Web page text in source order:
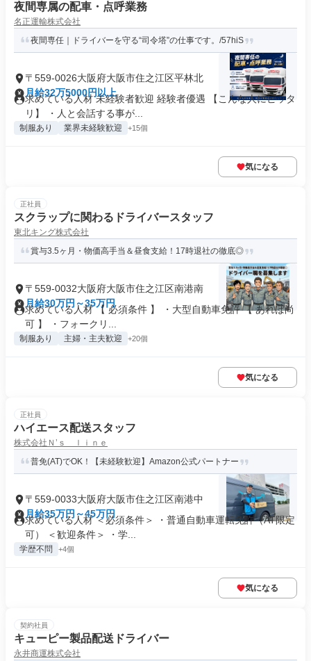
夜間専属の配車・点呼業務
名正運輸株式会社
夜間専任｜ドライバーを守る“司令塔”の仕事です。/57hiS
〒559-0026大阪府大阪市住之江区平林北
月給32万5000円以上
求めている人材 未経験者歓迎 経験者優遇 【こんな人にピッタ
リ】 ・人と会話する事が...
制服あり 業界未経験歓迎 +15個
気になる
正社員
スクラップに関わるドライバースタッフ
東北キング株式会社
賞与3.5ヶ月・物価高手当＆昼食支給！17時退社の徹底◎
〒559-0032大阪府大阪市住之江区南港南
月給30万円～35万円
求めている人材 【 必須条件 】 ・大型自動車免許 【 あれば尚
可 】 ・フォークリ...
制服あり 主婦・主夫歓迎 +20個
気になる
正社員
ハイエース配送スタッフ
株式会社Ｎ’ｓ ｌｉｎｅ
普免(AT)でOK！【未経験歓迎】Amazon公式パートナー
〒559-0033大阪府大阪市住之江区南港中
月給35万円～45万円
求めている人材 ＜必須条件＞ ・普通自動車運転免許（AT限定
可） ＜歓迎条件＞ ・学...
学歴不問 +4個
気になる
契約社員
キューピー製品配送ドライバー
永井商運株式会社